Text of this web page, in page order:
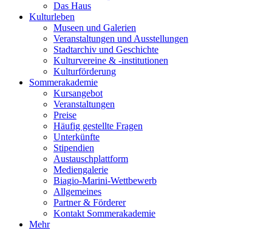
Das Haus
Kulturleben
Museen und Galerien
Veranstaltungen und Ausstellungen
Stadtarchiv und Geschichte
Kulturvereine & -institutionen
Kulturförderung
Sommerakademie
Kursangebot
Veranstaltungen
Preise
Häufig gestellte Fragen
Unterkünfte
Stipendien
Austauschplattform
Mediengalerie
Biagio-Marini-Wettbewerb
Allgemeines
Partner & Förderer
Kontakt Sommerakademie
Mehr